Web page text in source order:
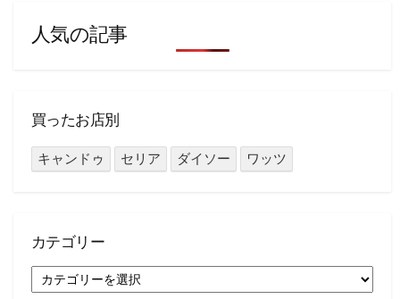
人気の記事
買ったお店別
キャンドゥ セリア ダイソー ワッツ
カテゴリー
テ